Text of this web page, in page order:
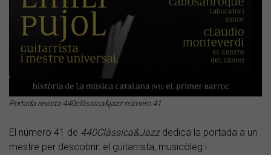
Portada revista 440clàssica&jazz número 41
El número 41 de 440Clàssica&Jazzdedica la portada a un
mestre per descobrir: el guitarrista, musicòleg i